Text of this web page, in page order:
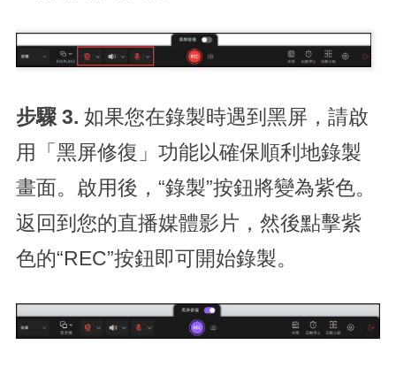
步驟 3. 如果您在錄製時遇到黑屏，請啟
用「黑屏修復」功能以確保順利地錄製
畫面。啟用後，“錄製”按鈕將變為紫色。
返回到您的直播媒體影片，然後點擊紫
色的“REC”按鈕即可開始錄製。